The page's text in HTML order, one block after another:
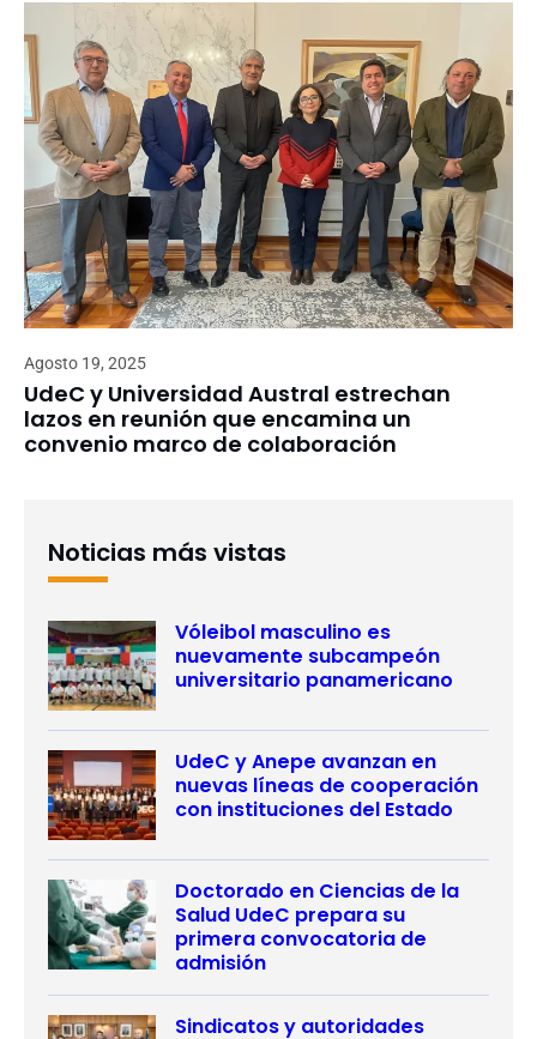
Agosto 19, 2025
UdeC y Universidad Austral estrechan
lazos en reunión que encamina un
convenio marco de colaboración
Noticias más vistas
Vóleibol masculino es
nuevamente subcampeón
universitario panamericano
UdeC y Anepe avanzan en
nuevas líneas de cooperación
con instituciones del Estado
Doctorado en Ciencias de la
Salud UdeC prepara su
primera convocatoria de
admisión
Sindicatos y autoridades